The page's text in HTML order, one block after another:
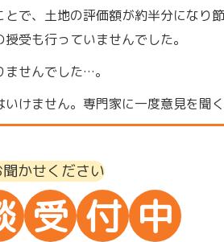
で、土地の評価額が約半分になり
受も行っていませんでした。
せんでした…。
けません。専門家に一度意見を聞
かせください
受 付 中